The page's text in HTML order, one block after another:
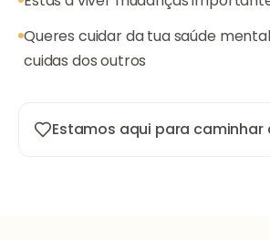
Queres cuidar da tua saúde
cuidas dos outros
Estamos aqui para caminhar